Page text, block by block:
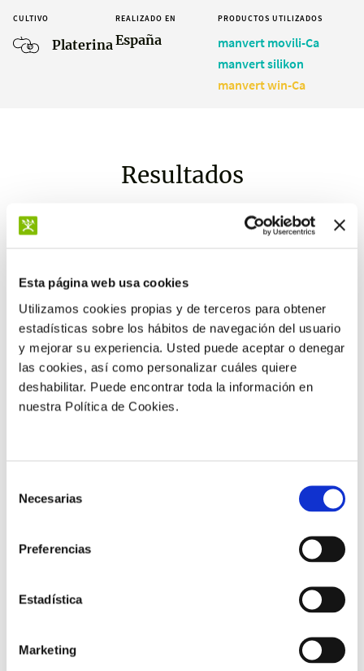
Esta página web usa cookies
Utilizamos cookies propias y de terceros para obtener
estadísticas sobre los hábitos de navegación del usuario
y mejorar su experiencia. Usted puede aceptar o denegar
las cookies, así como personalizar cuáles quiere
deshabilitar. Puede encontrar toda la información en
nuestra Política de Cookies.
Necesarias
Preferencias
Estadística
Marketing
CULTIVO
Platerina
REALIZADO EN
España
PRODUCTOS UTILIZADOS
manvert movili-Ca
manvert silikon
manvert win-Ca
Resultados
-3311 kg/ha
cracking